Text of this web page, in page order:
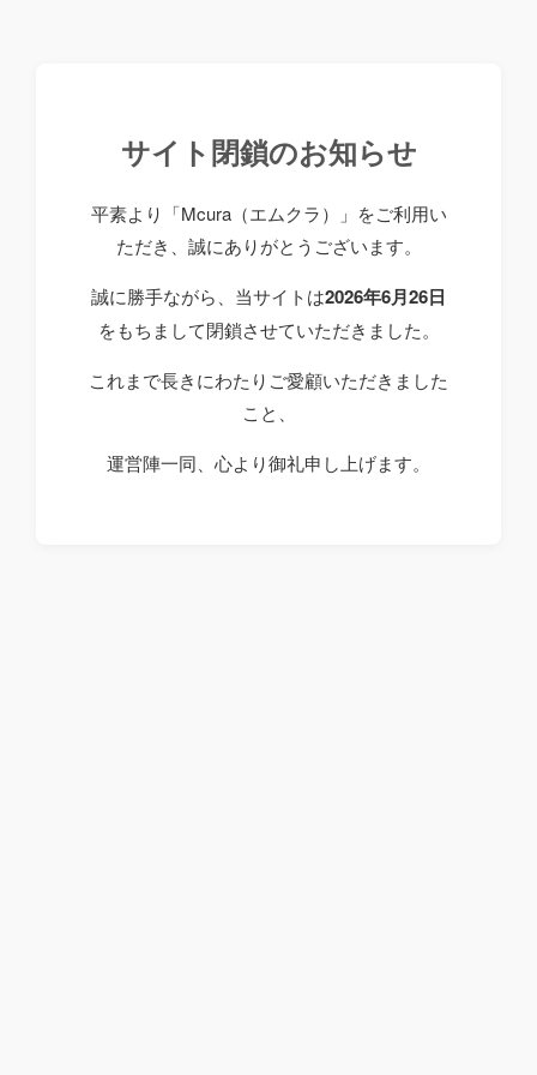
サイト閉鎖のお知らせ
平素より「Mcura（エムクラ）」をご利用い
ただき、誠にありがとうございます。
誠に勝手ながら、当サイトは2026年6月26日
をもちまして閉鎖させていただきました。
これまで長きにわたりご愛顧いただきました
こと、
運営陣一同、心より御礼申し上げます。